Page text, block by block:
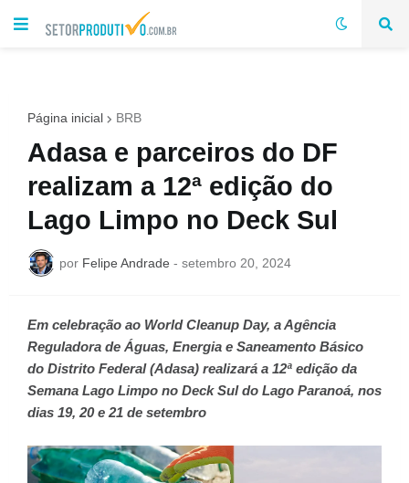
Página inicial BRB
Adasa e parceiros do DF
realizam a 12ª edição do
Lago Limpo no Deck Sul
por Felipe Andrade - setembro 20, 2024
Em celebração ao World Cleanup Day, a Agência
Reguladora de Águas, Energia e Saneamento Básico
do Distrito Federal (Adasa) realizará a 12ª edição da
Semana Lago Limpo no Deck Sul do Lago Paranoá, nos
dias 19, 20 e 21 de setembro